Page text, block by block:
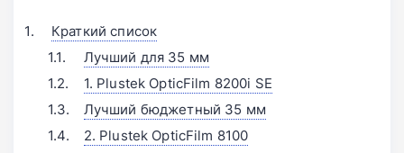
Краткий список
Лучший для 35 мм
1. Plustek OpticFilm 8200i SE
Лучший бюджетный 35 мм
2. Plustek OpticFilm 8100